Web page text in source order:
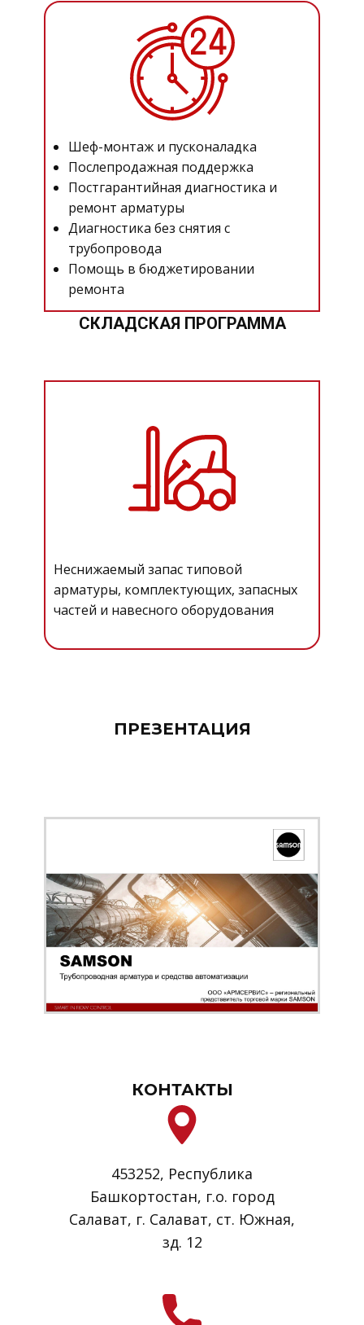
СКЛАДСКАЯ ПРОГРАММА
Шеф-монтаж и пусконаладка
Послепродажная поддержка
Постгарантийная диагностика и
ремонт арматуры
Диагностика без снятия с
трубопровода
Помощь в бюджетировании
ремонта
Неснижаемый запас типовой
арматуры, комплектующих, запасных
частей и навесного оборудования
ПРЕЗЕНТАЦИЯ
КОНТАКТЫ
453252, Республика
Башкортостан, ​г.о. город
Салават, г. Салават, ст. Южная,
зд. 12